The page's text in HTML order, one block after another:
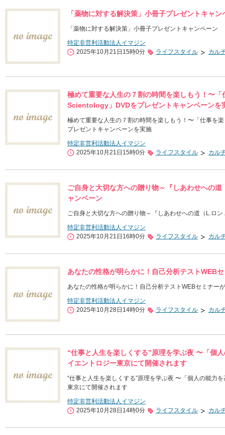
「薬物に対する解決策」小冊子プレゼントキャン
「薬物に対する解決策」小冊子プレゼントキャンペーン
特定非営利活動法人イマジン
2025年10月21日15時0分
ライフスタイル カル
極めて重要な人生の７割の時間を楽しもう！〜
Scientology」DVDをプレゼントキャンペーンを
極めて重要な人生の７割の時間を楽しもう！〜「仕事を
プレゼントキャンペーンを実施
特定非営利活動法人イマジン
2025年10月21日15時0分
ライフスタイル カル
ご自身と大切な方への贈り物～『しあわせへの
ャンペーン
ご自身と大切な方への贈り物～『しあわせへの道（L.ロ
特定非営利活動法人イマジン
2025年10月21日16時0分
ライフスタイル カル
あなたの性格が明らかに！自己分析テストWEB
あなたの性格が明らかに！自己分析テストWEBセミナー
特定非営利活動法人イマジン
2025年10月28日14時0分
ライフスタイル カル
“仕事と人生を楽しくする”原理を学ぶ夜 〜「個
イエントロジー東京にて開催されます
“仕事と人生を楽しくする”原理を学ぶ夜 〜「個人の能力
東京にて開催されます
特定非営利活動法人イマジン
2025年10月28日14時0分
ライフスタイル カル